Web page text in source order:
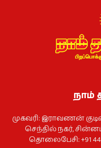
நாம்
முகவரி: இராவணன்
செந்தில் நகர்,
தொலைபேசி: +91 44